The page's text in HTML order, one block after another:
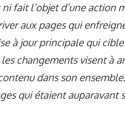
ni fait l’objet d’une
aux pages qui
à jour principale qui
changements visent à
dans son
qui étaient auparavant